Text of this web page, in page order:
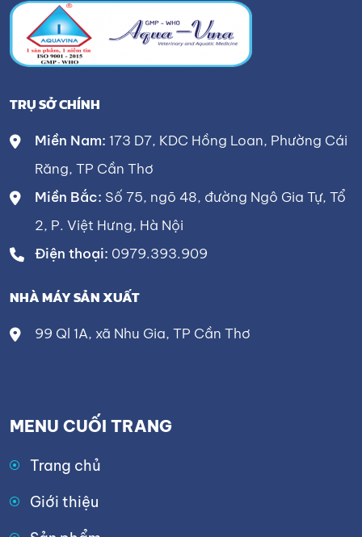
TRỤ SỞ CHÍNH
Miền Nam: 173 D7, KDC Hồng Loan, Phường Cái
Răng, TP Cần Thơ
Miền Bắc: Số 75, ngõ 48, đường Ngô Gia Tự, Tổ
2, P. Việt Hưng, Hà Nội
Điện thoại: 0979.393.909
NHÀ MÁY SẢN XUẤT
99 Ql 1A, xã Nhu Gia, TP Cần Thơ
MENU CUỐI TRANG
Trang chủ
Giới thiệu